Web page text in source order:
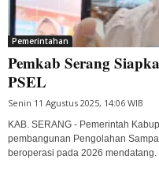
Pemerintahan
Pemkab Serang
PSEL
Senin 11 Agustus 2025, 14:06 WIB
KAB. SERANG - Pemerintah
pembangunan Pengolahan
beroperasi pada 2026 mendatang.